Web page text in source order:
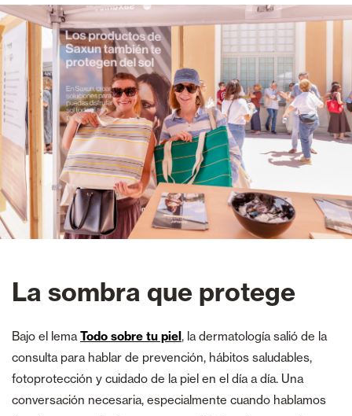
La sombra que protege
Bajo el lema Todo sobre tu piel , la dermatología salió de la
consulta para hablar de prevención, hábitos saludables,
fotoprotección y cuidado de la piel en el día a día. Una
conversación necesaria, especialmente cuando hablamos